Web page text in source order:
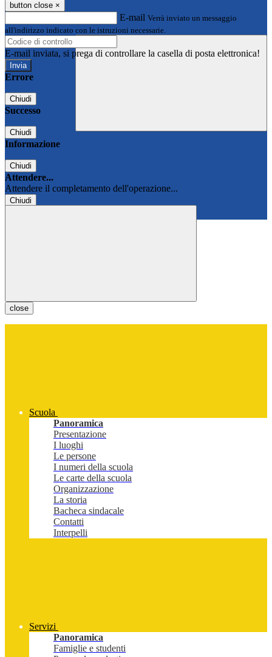
button close ×
E-mail Verrà inviato un messaggio
all'indirizzo indicato con le istruzioni necessarie.
E-mail inviata, si prega di controllare la casella di posta elettronica!
Errore
Chiudi
Successo
Chiudi
Informazione
Chiudi
Attendere...
Attendere il completamento dell'operazione...
Chiudi
close
Scuola
Panoramica
Presentazione
I luoghi
Le persone
I numeri della scuola
Le carte della scuola
Organizzazione
La storia
Bacheca sindacale
Contatti
Interpelli
Servizi
Panoramica
Famiglie e studenti